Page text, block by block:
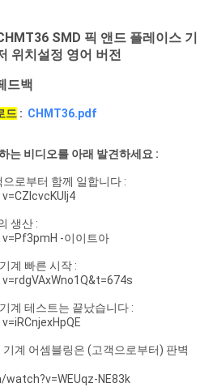
SMD 픽 앤드 플레이스 기
위치설정 영어 버전
드백
드: CHMT36.pdf
는 비디오를 아래 발견하세요 :
로부터 함께 일합니다 :
생산 :
-이이트아
계 빠른 시작 :
계 테스트는 끝났습니다 :
계 어셈블링은 (고객으로부터) 판벽
NE83k